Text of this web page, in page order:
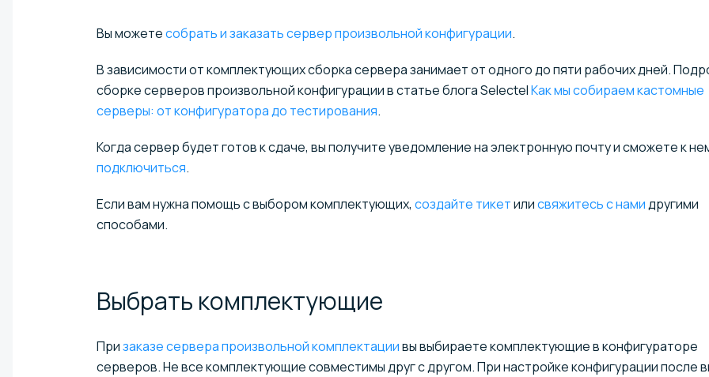
Вы можетесобрать и заказать сервер произвольной конфигурации.
В зависимости от комплектующих сборка сервера занимает от одного до пяти рабочих дней.
сборке серверов произвольной конфигурации в статье блога SelectelКак мы собираем кастомные
серверы: от конфигуратора до тестирования.
Когда сервер будет готов к сдаче, вы получите уведомление на электронную почту и сможете к
подключиться.
Если вам нужна помощь с выбором комплектующих, создайте тикетилисвяжитесь с намидругими
способами.
Выбрать комплектующие
Призаказе сервера произвольной комплектациивы выбираете комплектующие в конфигураторе
серверов. Не все комплектующие совместимы друг с другом. При настройке конфигурации после